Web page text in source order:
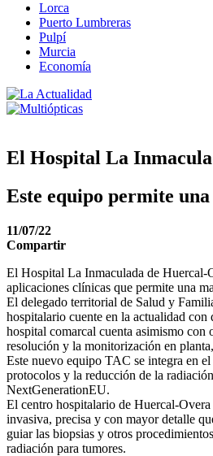
Lorca
Puerto Lumbreras
Pulpí
Murcia
Economía
El Hospital La
Este equipo permite
11/07/22
Compartir
El Hospital La Inmaculada de Huercal-
aplicaciones clínicas que permite una
El delegado territorial de Salud y
hospitalario cuente en la actualidad
hospital comarcal cuenta asimismo con
resolución y la monitorización en
Este nuevo equipo TAC se integra en
protocolos y la reducción de la
NextGenerationEU.
El centro hospitalario de Huercal-
invasiva, precisa y con mayor detalle
guiar las biopsias y otros
radiación para tumores.